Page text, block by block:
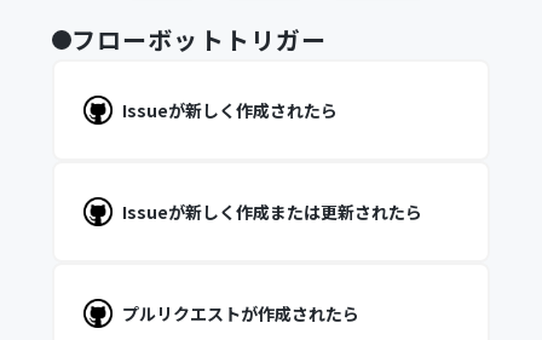
フローボットトリガー
Issueが新しく作成されたら
Issueが新しく作成または更新されたら
プルリクエストが作成されたら